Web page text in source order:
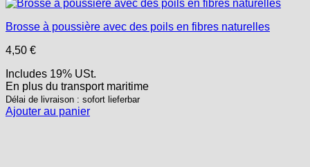
Brosse à poussière avec des poils en fibres naturelles
4,50 €
Includes 19% USt.
En plus du transportmaritime
Délai de livraison : sofort lieferbar
Ajouter au panier